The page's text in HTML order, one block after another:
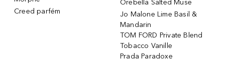
Creed parfém
Orebella Salted Muse
Jo Malone Lime Basil &
Mandarin
TOM FORD Private Blend
Tobacco Vanille
Prada Paradoxe